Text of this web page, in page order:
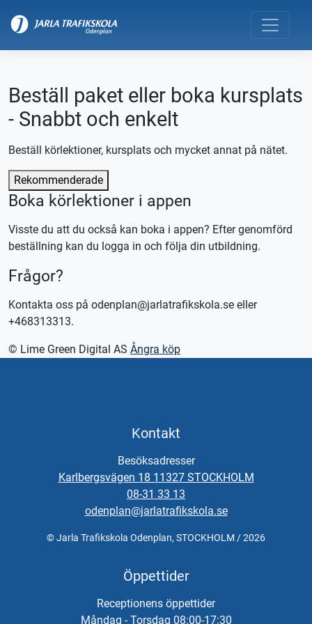
Beställ paket eller boka kursplats
- Snabbt och enkelt
Beställ körlektioner, kursplats och mycket annat på nätet.
Rekommenderade
Boka körlektioner i appen
Visste du att du också kan boka i appen? Efter genomförd
beställning kan du logga in och följa din utbildning.
Frågor?
Kontakta oss på odenplan@jarlatrafikskola.se eller
+468313313.
© Lime Green Digital AS Ångra köp
Kontakt
Besöksadresser
Karlbergsvägen 18 11327 STOCKHOLM
08-31 33 13
odenplan@jarlatrafikskola.se
© Jarla Trafikskola Odenplan, STOCKHOLM / 2026
Öppettider
Receptionens öppettider
Måndag - Torsdag 08:00-17:30